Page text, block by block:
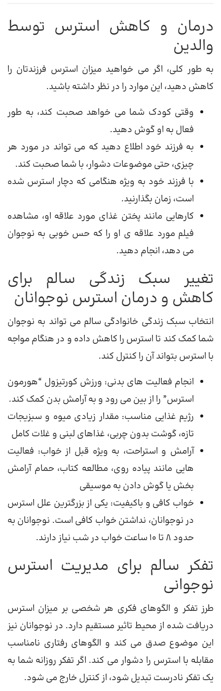
درمان و کاهش استرس توسط
والدین
به طور کلی، اگر می خواهید میزان استرس فرزندتان را
کاهش دهید، این موارد را در نظر داشته باشید.
وقتی کودک شما می خواهد صحبت کند، به طور
فعال به او گوش دهید.
به فرزند خود اطلاع دهید که می تواند در مورد هر
چیزی، حتی موضوعات دشوار، با شما صحبت کند.
با فرزند خود به ویژه هنگامی که دچار استرس شده
است، زمان بگذارنید.
کارهایی مانند پختن غذای مورد علاقه او، مشاهده
فیلم مورد علاقه ی او را که حس خوبی به نوجوان
می دهد، انجام دهید.
تغییر سبک زندگی سالم برای
کاهش و درمان استرس نوجوانان
انتخاب سبک زندگی خانوادگی سالم می تواند به نوجوان
شما کمک کند تا استرس را کاهش داده و در هنگام مواجه
با استرس بتواند آن را کنترل کند.
انجام فعالیت های بدنی: ورزش کورتیزول “هورمون
استرس” را از بین می رود و به آرامش بدن کمک کند.
رژیم غذایی مناسب: مقدار زیادی میوه و سبزیجات
تازه، گوشت بدون چربی، غذاهای لبنی و غلات کامل
آرامش و استراحت، به ویژه قبل از خواب: فعالیت
هایی مانند پیاده روی، مطالعه کتاب، حمام آرامش
بخش یا گوش دادن به موسیقی
خواب کافی و باکیفیت: یکی از بزرگترین علل استرس
در نوجوانان، نداشتن خواب کافی است. نوجوانان به
حدود 8 تا 10 ساعت خواب در شب نیاز دارند.
تفکر سالم برای مدیریت استرس
نوجوانی
طرز تفکر و الگوهای فکری هر شخصی بر میزان استرس
دریافت شده از محیط تاثیر مستقیم دارد. در نوجوانان نیز
این موضوع صدق می کند و الگوهای رفتاری نامناسب
مقابله با استرس را دشوار می کند. اگر تفکر روزانه شما به
یک تفکر نادرست تبدیل شود، از کنترل خارج می شود.